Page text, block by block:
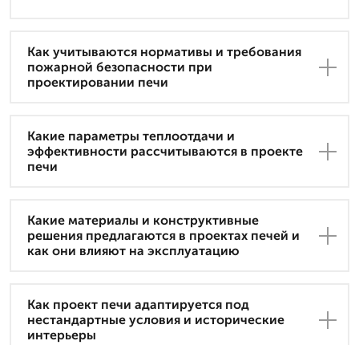
Как учитываются нормативы и требования
пожарной безопасности при
проектировании печи
Какие параметры теплоотдачи и
эффективности рассчитываются в проекте
печи
Какие материалы и конструктивные
решения предлагаются в проектах печей и
как они влияют на эксплуатацию
Как проект печи адаптируется под
нестандартные условия и исторические
интерьеры